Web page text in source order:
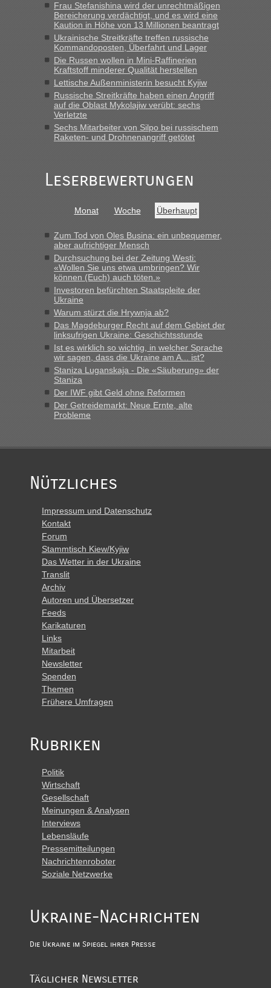
Frau Stefanishina wird der unrechtmäßigen
Bereicherung verdächtigt, und es wird eine
Kaution in Höhe von 13 Millionen beantragt
Ukrainische Streitkräfte treffen russische
Kommandoposten, Überfahrt und Lager
Die Russen wollen in Mini-Raffinerien
Kraftstoff minderer Qualität herstellen
Lettische Außenministerin besucht Kyjiw
Russische Streitkräfte haben einen Angriff
auf die Oblast Mykolajiw verübt: sechs
Verletzte
Sechs Mitarbeiter von Silpo bei russischem
Raketen- und Drohnenangriff getötet
Leserbewertungen
Monat Woche Überhaupt
Zum Tod von Oles Busina: ein unbequemer,
aber aufrichtiger Mensch
Durchsuchung bei der Zeitung Westi:
«Wollen Sie uns etwa umbringen? Wir
können (Euch) auch töten.»
Investoren befürchten Staatspleite der
Ukraine
Warum stürzt die Hrywnja ab?
Das Magdeburger Recht auf dem Gebiet der
linksufrigen Ukraine: Geschichtsstunde
Ist es wirklich so wichtig, in welcher Sprache
wir sagen, dass die Ukraine am A... ist?
Staniza Luganskaja - Die «Säuberung» der
Staniza
Der IWF gibt Geld ohne Reformen
Der Getreidemarkt: Neue Ernte, alte
Probleme
Nützliches
Impressum und Datenschutz
Kontakt
Forum
Stammtisch Kiew/Kyjiw
Das Wetter in der Ukraine
Translit
Archiv
Autoren und Übersetzer
Feeds
Karikaturen
Links
Mitarbeit
Newsletter
Spenden
Themen
Frühere Umfragen
Rubriken
Politik
Wirtschaft
Gesellschaft
Meinungen & Analysen
Interviews
Lebensläufe
Pressemitteilungen
Nachrichtenroboter
Soziale Netzwerke
Ukraine-Nachrichten
Die Ukraine im Spiegel ihrer Presse
Täglicher Newsletter